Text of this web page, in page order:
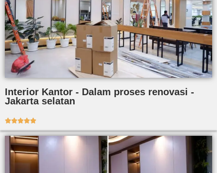
Interior Kantor - Dalam proses renovasi -
Jakarta selatan
